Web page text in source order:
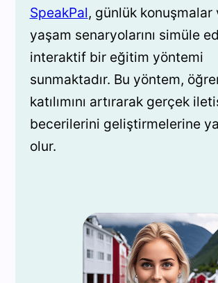
SpeakPal, günlük konuşmalar
yaşam senaryolarını simüle
interaktif bir eğitim yöntemi
sunmaktadır. Bu yöntem,
katılımını artırarak gerçek
becerilerini geliştirmelerine
olur.